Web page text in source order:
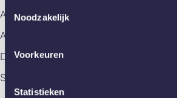
Noodzakelijk
Voorkeuren
Statistieken
Aluminium deuren
Akoestische panelen
Deuren
Stalen deuren